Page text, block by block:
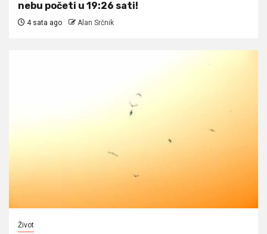
nebu početi u 19:26 sati!
4 sata ago Alan Srčnik
Život